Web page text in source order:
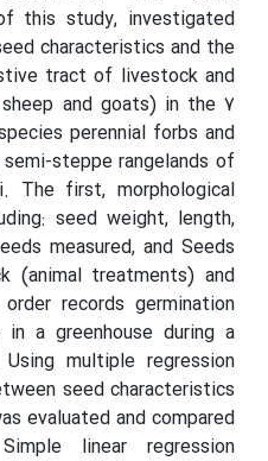
this study, investigated
characteristics and the
tract of livestock and
and goats) in the 7
perennial forbs and
steppe rangelands of
The first, morphological
seed weight, length,
measured, and Seeds
treatments) and
records germination
a greenhouse during a
multiple regression
seed characteristics
evaluated and compared
linear regression